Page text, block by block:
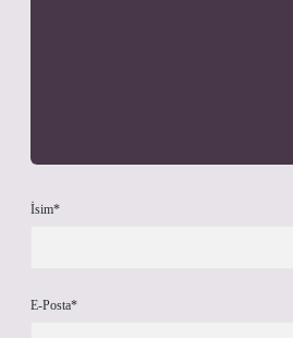
İsim*
E-Posta*